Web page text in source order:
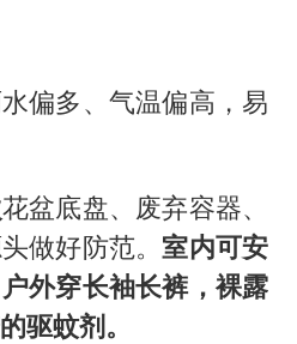
偏多、气温偏高，易
花盆底盘、废弃容器、
做好防范。室内可安
外穿长袖长裤，裸露
驱蚊剂。